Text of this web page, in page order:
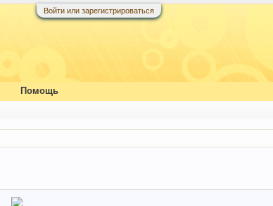
Войти или зарегистрироваться
Помощь